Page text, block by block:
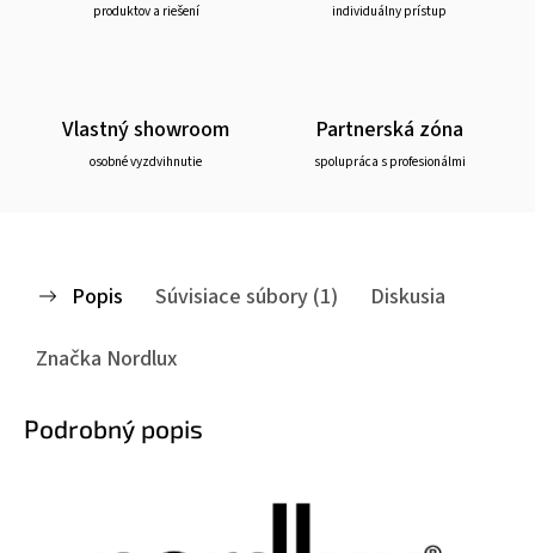
produktov a riešení individuálny prístup
Vlastný showroom
osobné vyzdvihnutie
Partnerská zóna
spolupráca s profesionálmi
Popis Súvisiace súbory (1)
Diskusia
Značka Nordlux
Podrobný popis